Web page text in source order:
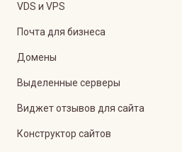
VDS и VPS
Почта для бизнеса
Домены
Выделенные серверы
Виджет отзывов для сайта
Конструктор сайтов